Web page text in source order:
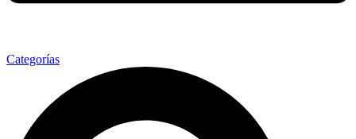
Categorías